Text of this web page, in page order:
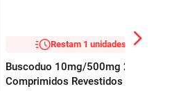
Restam 1 unidades!
Buscoduo 10mg/500mg 20
Comprimidos Revestidos